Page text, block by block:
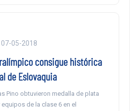
07-05-2018
consigue histórica
de Eslovaquia
Pino obtuvieron medalla de plata
de la clase 6 en el